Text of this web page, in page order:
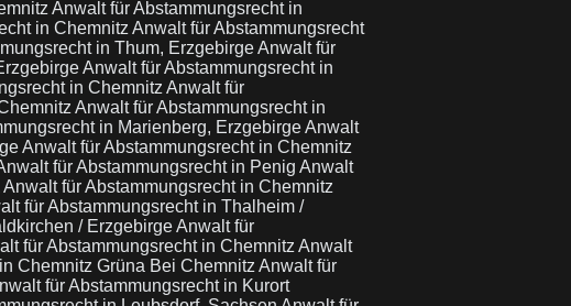
Anwalt für Abstammungsrecht in
in Chemnitz Anwalt für Abstammungsrecht
in Thum, ErzgebirgeAnwalt für
Anwalt für Abstammungsrecht in
in Chemnitz Anwalt für
Anwalt für Abstammungsrecht in
in Marienberg, ErzgebirgeAnwalt
Anwalt für Abstammungsrecht in Chemnitz
für Abstammungsrecht in Penig Anwalt
Anwalt für Abstammungsrecht in Chemnitz
für Abstammungsrecht in Thalheim /
/ ErzgebirgeAnwalt für
für Abstammungsrecht in Chemnitz Anwalt
Chemnitz Grüna Bei Chemnitz Anwalt für
für Abstammungsrecht in Kurort